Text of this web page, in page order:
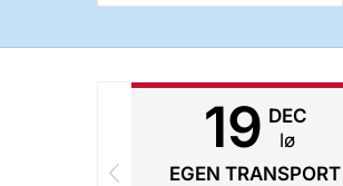
19 DEC
lø
EGEN TRANSPORT